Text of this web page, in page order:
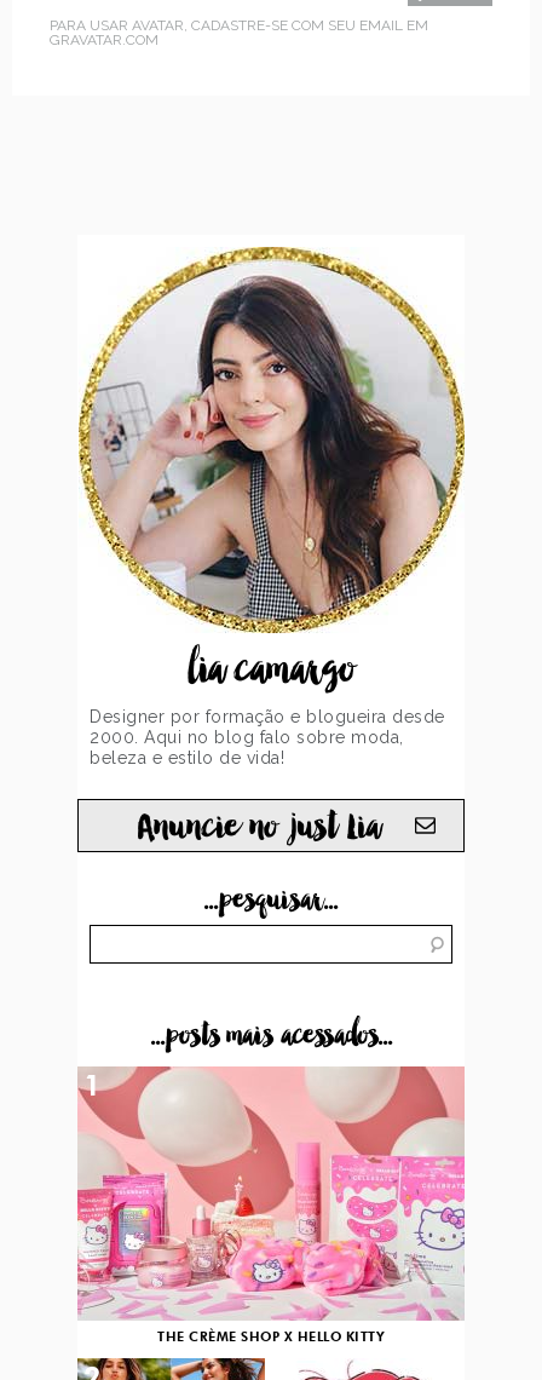
PARA USAR AVATAR, CADASTRE-SE COM SEU EMAIL EM
GRAVATAR.COM
lia camargo
Designer por formação e blogueira desde
2000. Aqui no blog falo sobre moda,
beleza e estilo de vida!
Anuncie no just Lia
...pesquisar...
...posts mais acessados...
THE CRÈME SHOP X HELLO KITTY
1